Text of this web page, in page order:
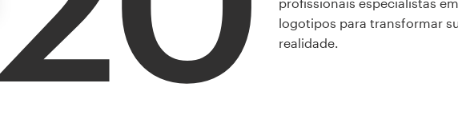
logotipos para transformar
realidade.